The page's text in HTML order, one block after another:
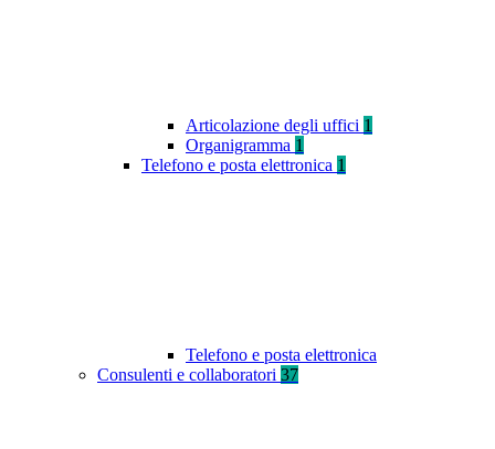
Articolazione degli uffici 1
Organigramma 1
Telefono e posta elettronica 1
Telefono e posta elettronica
Consulenti e collaboratori 37